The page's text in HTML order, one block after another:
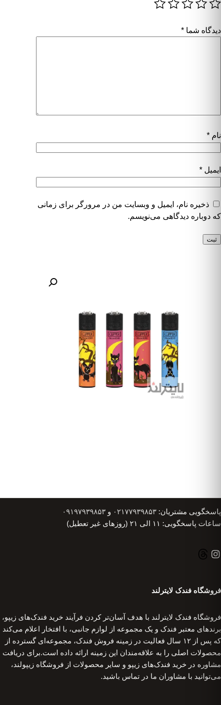
دیدگاه شما *
نام *
ایمیل *
ذخیره نام، ایمیل و وبسایت من در مرورگر برای زمانی
که دوباره دیدگاهی می‌نویسم.
پاسخگویی مشتریان: ۰۲۱۷۷۹۳۹۸۵۳ و ۰۹۱۹۷۹۳۹۸۵۳
ساعات پاسخگویی: ۱۱ الی ۲۱ (روزهای غیر تعطیل)
فروشگاه فندک لایترلند
فروشگاه فندک لایترلند با هدف آسان‌تر کردن فرآیند خرید فندک‌های زیپو،
برندهای معتبر فندک و یک مجموعه از لوازم جانبی، با افتخار اعلام می‌کند
که پس از ۱۲ سال فعالیت در زمینه فروش فندک، مجموعه‌ای گسترده از
محصولات اصلی را به علاقه‌مندان این زمینه ارائه داده است.برای دریافت
مشاوره در خرید فندک‌های زیپو و سایر محصولات از فروشگاه زیپولند،
می‌توانید با مشاوران ما در تماس باشید.